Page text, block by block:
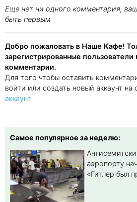
Еще нет ни одного комментария,
быть первым
Добро пожаловать в Наше Кафе!
зарегистрированные пользователи
комментарии.
Для того чтобы оставить
войти или создать новый аккаунт на
аккаунт
Самое популярное за неделю:
аэропорту
«Гитлер был